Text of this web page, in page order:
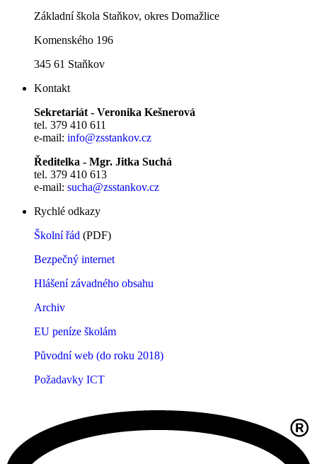
Základní škola Staňkov, okres Domažlice
Komenského 196
345 61 Staňkov
Kontakt
Sekretariát - Veronika Kešnerová
tel. 379 410 611
e-mail: info@zsstankov.cz
Ředitelka - Mgr. Jitka Suchá
tel. 379 410 613
e-mail: sucha@zsstankov.cz
Rychlé odkazy
Školní řád (PDF)
Bezpečný internet
Hlášení závadného obsahu
Archiv
EU peníze školám
Původní web (do roku 2018)
Požadavky ICT